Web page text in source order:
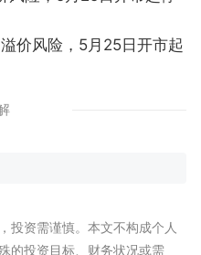
价风险，5月25日开市起
投资需谨慎。本文不构成个人
的投资目标、财务状况或需